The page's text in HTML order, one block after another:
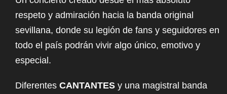
respeto y admiración hacia la banda original
sevillana, donde su legión de fans y seguidores en
todo el país podrán vivir algo único, emotivo y
especial.
Diferentes CANTANTES y una magistral banda